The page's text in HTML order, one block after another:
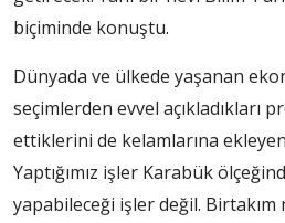
biçiminde konuştu.
Dünyada ve ülkede yaşanan
seçimlerden evvel açıkladıkları
ettiklerini de kelamlarına
Yaptığımız işler Karabük
yapabileceği işler değil.